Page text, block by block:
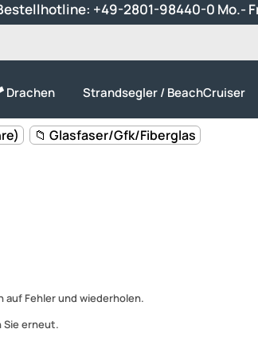
+49-2801-98440-0 Mo.-
Drachen Strandsegler / BeachCruiser
📁 Glasfaser/Gfk/Fiberglas
auf Fehler und wiederholen.
Sie erneut.